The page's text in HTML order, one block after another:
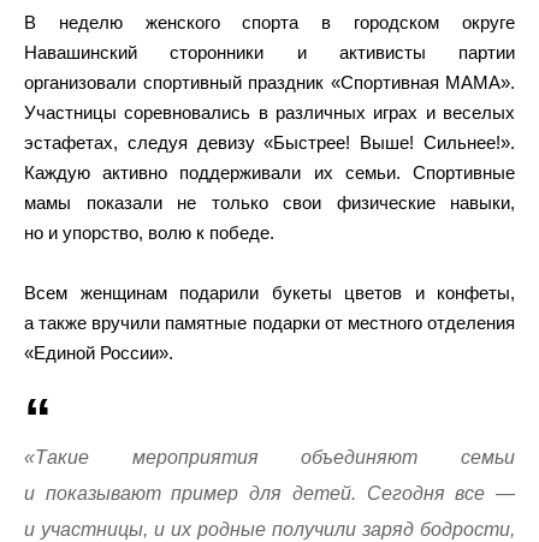
В неделю женского спорта в городском округе
Навашинский сторонники и активисты партии
организовали спортивный праздник «Спортивная МАМА».
Участницы соревновались в различных играх и веселых
эстафетах, следуя девизу «Быстрее! Выше! Сильнее!».
Каждую активно поддерживали их семьи. Спортивные
мамы показали не только свои физические навыки,
но и упорство, волю к победе.
Всем женщинам подарили букеты цветов и конфеты,
а также вручили памятные подарки от местного отделения
«Единой России».
«Такие мероприятия объединяют семьи
и показывают пример для детей. Сегодня все —
и участницы, и их родные получили заряд бодрости,